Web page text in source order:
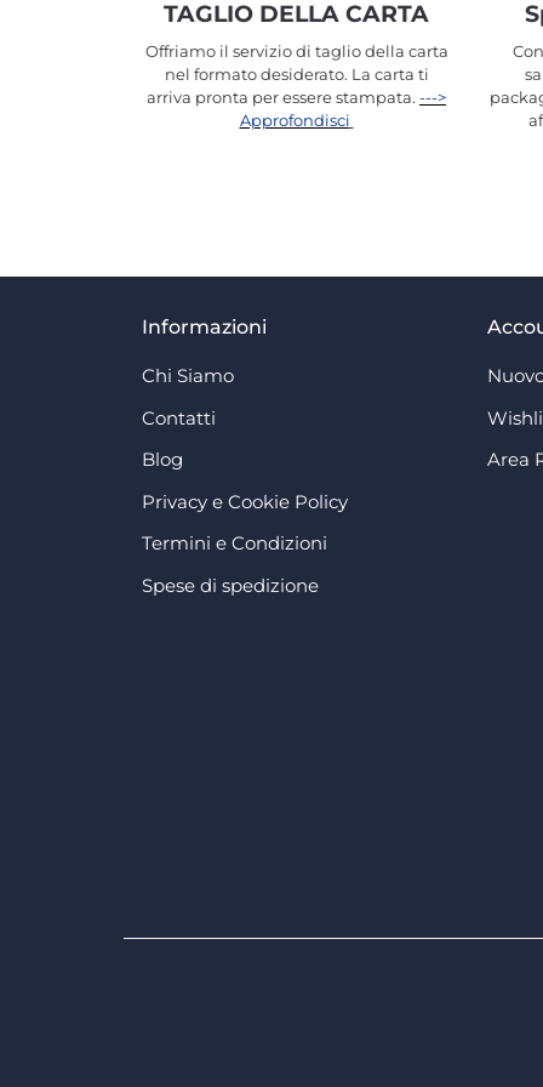
TAGLIO DELLA CARTA
Offriamo il servizio di taglio della carta
nel formato desiderato. La carta ti
arriva pronta per essere stampata. --->
Approfondisci
Informazioni
Chi Siamo
Contatti
Blog
Privacy e Cookie Policy
Termini e Condizioni
Spese di spedizione
Area